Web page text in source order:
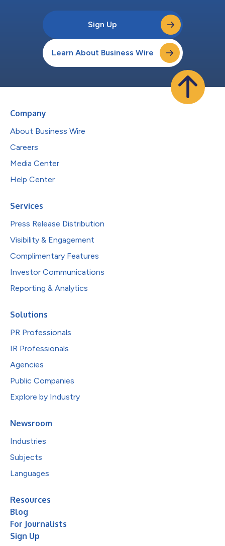
Sign Up
Learn About Business Wire
Company
About Business Wire
Careers
Media Center
Help Center
Services
Press Release Distribution
Visibility & Engagement
Complimentary Features
Investor Communications
Reporting & Analytics
Solutions
PR Professionals
IR Professionals
Agencies
Public Companies
Explore by Industry
Newsroom
Industries
Subjects
Languages
Resources
Blog
For Journalists
Sign Up